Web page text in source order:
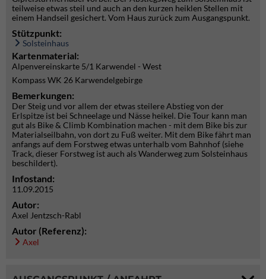
teilweise etwas steil und auch an den kurzen heiklen Stellen mit
einem Handseil gesichert. Vom Haus zurück zum Ausgangspunkt.
Stützpunkt:
Solsteinhaus
Kartenmaterial:
Alpenvereinskarte 5/1 Karwendel - West
Kompass WK 26 Karwendelgebirge
Bemerkungen:
Der Steig und vor allem der etwas steilere Abstieg von der
Erlspitze ist bei Schneelage und Nässe heikel. Die Tour kann man
gut als Bike & Climb Kombination machen - mit dem Bike bis zur
Materialseilbahn, von dort zu Fuß weiter. Mit dem Bike fährt man
anfangs auf dem Forstweg etwas unterhalb vom Bahnhof (siehe
Track, dieser Forstweg ist auch als Wanderweg zum Solsteinhaus
beschildert).
Infostand:
11.09.2015
Autor:
Axel Jentzsch-Rabl
Autor (Referenz):
Axel